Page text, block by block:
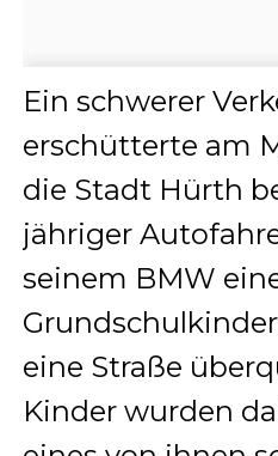
Ein schwerer
erschütterte am
die Stadt Hürth
jähriger
seinem BMW
eine Straße
Kinder wurden